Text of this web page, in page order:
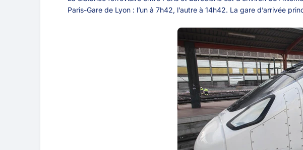
Paris-Gare de Lyon : l’un à 7h42, l’autre à 14h42. La gare d’arrivée